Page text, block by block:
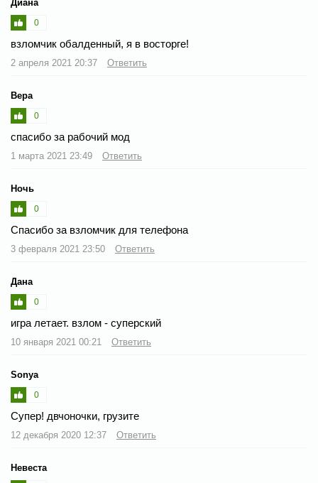
Диана
0
взломчик обалденный, я в восторге!
2 апреля 2021 20:37 Ответить
Вера
0
спасибо за рабочий мод
1 марта 2021 23:49 Ответить
Ночь
0
Спасибо за взломчик для телефона
3 февраля 2021 23:50 Ответить
Дана
0
игра летает. взлом - суперский
10 января 2021 00:21 Ответить
Sonya
0
Супер! двчоночки, грузите
12 декабря 2020 12:37 Ответить
Невеста